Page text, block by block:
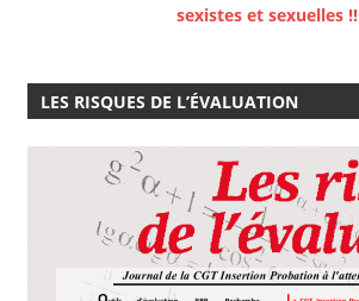
sexistes et sexuelles !!
LES RISQUES DE L’ÉVALUATION